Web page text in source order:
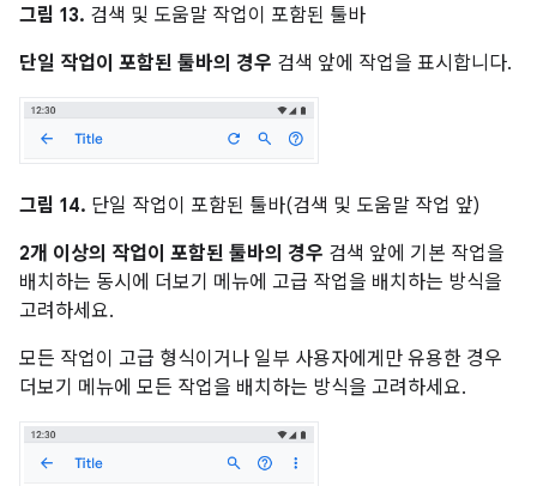
그림 13. 검색 및 도움말 작업이 포함된 툴바
단일 작업이 포함된 툴바의 경우 검색 앞에 작업을 표시합니다.
그림 14. 단일 작업이 포함된 툴바(검색 및 도움말 작업 앞)
2개 이상의 작업이 포함된 툴바의 경우 검색 앞에 기본 작업을
배치하는 동시에 더보기 메뉴에 고급 작업을 배치하는 방식을
고려하세요.
모든 작업이 고급 형식이거나 일부 사용자에게만 유용한 경우
더보기 메뉴에 모든 작업을 배치하는 방식을 고려하세요.